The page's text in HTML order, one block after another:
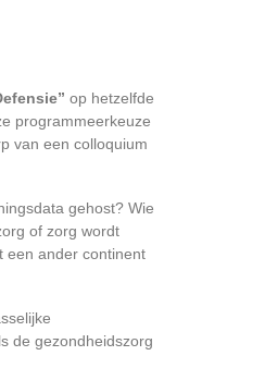
op hetzelfde
programmeerkeuze
van een colloquium
gehost? Wie
of zorg wordt
een ander continent
de gezondheidszorg